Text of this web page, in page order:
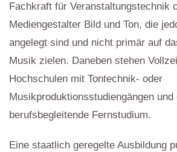
Fachkraft für Veranstaltungstechnik
Mediengestalter Bild und Ton, die
angelegt sind und nicht primär auf
Musik zielen. Daneben stehen
Hochschulen mit Tontechnik- oder
Musikproduktionsstudiengängen und
berufsbegleitende Fernstudium.
Eine staatlich geregelte Ausbildung